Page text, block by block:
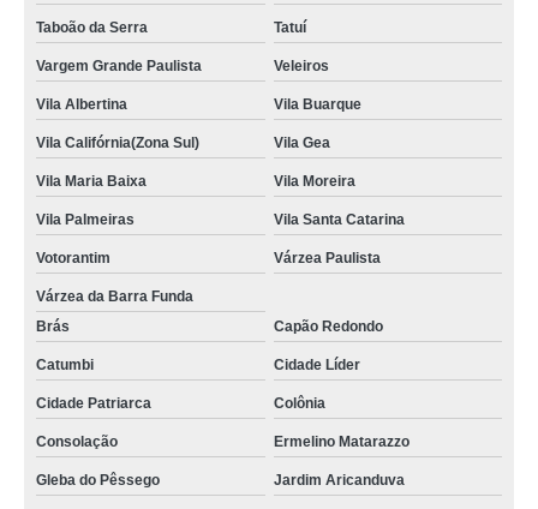
Taboão da Serra Tatuí
Vargem Grande Paulista Veleiros
Vila Albertina Vila Buarque
Vila Califórnia(Zona Sul) Vila Gea
Vila Maria Baixa Vila Moreira
Vila Palmeiras Vila Santa Catarina
Votorantim Várzea Paulista
Várzea da Barra Funda
Brás
Capão Redondo
Catumbi Cidade Líder
Cidade Patriarca Colônia
Consolação Ermelino Matarazzo
Gleba do Pêssego Jardim Aricanduva